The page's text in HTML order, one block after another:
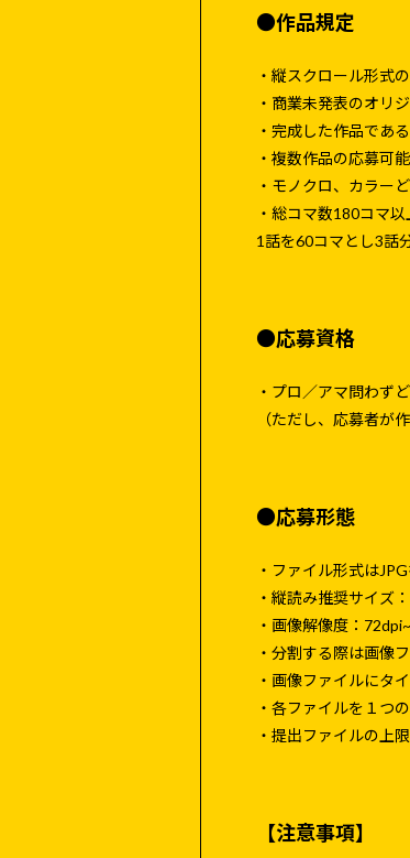
●作品規定
・縦スクロール形式
・商業未発表のオリ
・完成した作品であ
・複数作品の応募可
・モノクロ、カラー
・総コマ数180コマ
1話を60コマとし3話
●応募資格
・プロ／アマ問わず
（ただし、応募者が
●応募形態
・ファイル形式は
・縦読み推奨サイズ
・画像解像度：
・分割する際は画像
・画像ファイルにタ
・各ファイルを１つ
・提出ファイルの上
【注意事項】